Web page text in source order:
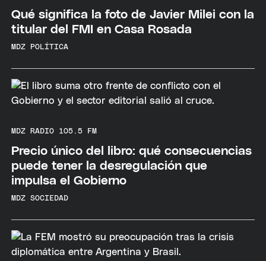
Qué significa la foto de Javier Milei con la
titular del FMI en Casa Rosada
MDZ POLÍTICA
MDZ RADIO 105.5 FM
Precio único del libro: qué consecuencias
puede tener la desregulación que
impulsa el Gobierno
MDZ SOCIEDAD